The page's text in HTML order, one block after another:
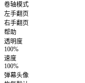
卷轴模式
左手翻页
右手翻页
帮助
透明度
100%
速度
100%
弹幕头像